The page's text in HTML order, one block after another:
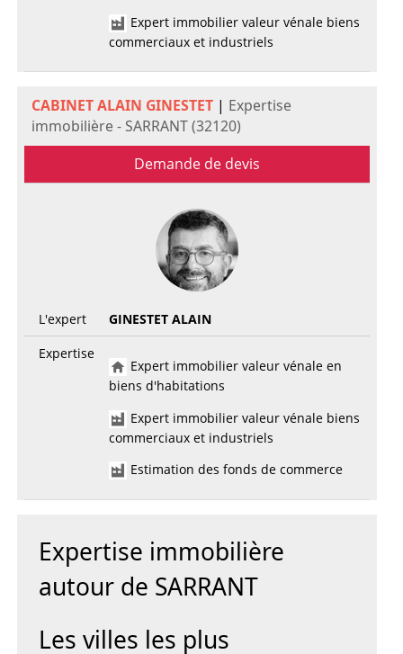
Expert immobilier valeur vénale biens
commerciaux et industriels
CABINET ALAIN GINESTET| Expertise
immobilière - SARRANT (32120)
Demande de devis
L'expert
GINESTET ALAIN
Expertise
Expert immobilier valeur vénale en
biens d'habitations
Expert immobilier valeur vénale biens
commerciaux et industriels
Estimation des fonds de commerce
Expertise immobilière
autour de SARRANT
Les villes les plus